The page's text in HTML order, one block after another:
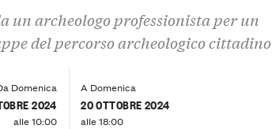
un archeologo professionista per un
del percorso archeologico cittadino
Domenica
2024
alle 10:00
A Domenica
20 OTTOBRE 2024
alle 18:00